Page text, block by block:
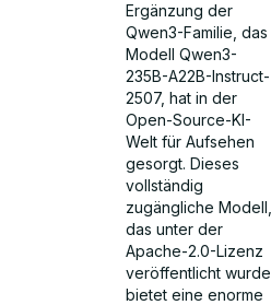
Ergänzung der
Qwen3-Familie, das
Modell Qwen3-
235B-A22B-Instruct-
2507, hat in der
Open-Source-KI-
Welt für Aufsehen
gesorgt. Dieses
vollständig
zugängliche Modell,
das unter der
Apache-2.0-Lizenz
veröffentlicht wurde,
bietet eine enorme